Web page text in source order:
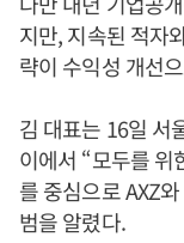
지만, 지속된 적자
략이 수익성 개선
김 대표는 16일 서
이에서 “모두를 위
를 중심으로 AXZ
범을 알렸다.